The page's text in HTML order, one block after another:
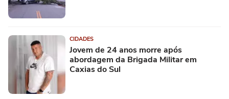
CIDADES
Jovem de 24 anos morre após
abordagem da Brigada Militar em
Caxias do Sul